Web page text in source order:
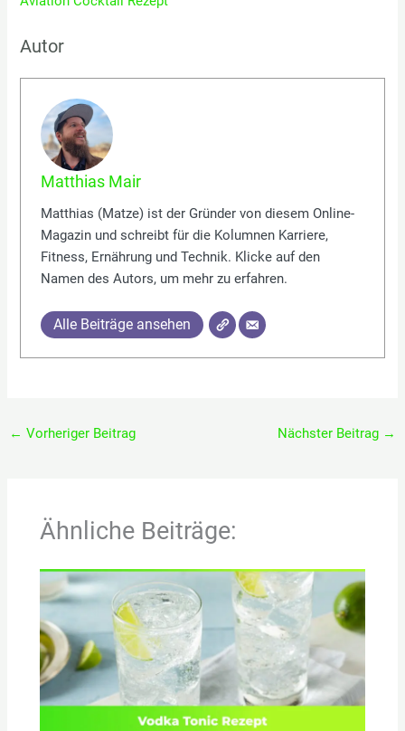
Autor
Matthias Mair
Matthias (Matze) ist der Gründer von diesem Online-
Magazin und schreibt für die Kolumnen Karriere,
Fitness, Ernährung und Technik. Klicke auf den
Namen des Autors, um mehr zu erfahren.
Alle Beiträge ansehen
← Vorheriger Beitrag Nächster Beitrag →
Ähnliche Beiträge: